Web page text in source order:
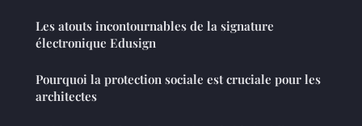
Les atouts incontournables de la signature
électronique Edusign
Pourquoi la protection sociale est cruciale pour les
architectes